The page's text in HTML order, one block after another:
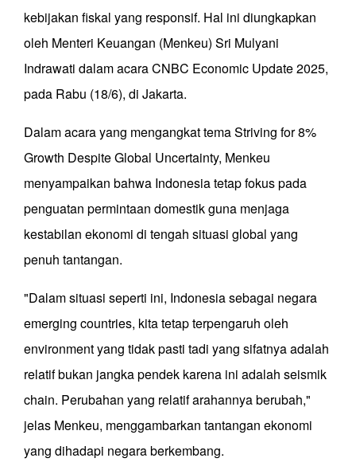
kebijakan fiskal yang responsif. Hal ini diungkapkan
oleh Menteri Keuangan (Menkeu) Sri Mulyani
Indrawati dalam acara CNBC Economic Update 2025,
pada Rabu (18/6), di Jakarta.
Dalam acara yang mengangkat tema Striving for 8%
Growth Despite Global Uncertainty, Menkeu
menyampaikan bahwa Indonesia tetap fokus pada
penguatan permintaan domestik guna menjaga
kestabilan ekonomi di tengah situasi global yang
penuh tantangan.
"Dalam situasi seperti ini, Indonesia sebagai negara
emerging countries, kita tetap terpengaruh oleh
environment yang tidak pasti tadi yang sifatnya adalah
relatif bukan jangka pendek karena ini adalah seismik
chain. Perubahan yang relatif arahannya berubah,"
jelas Menkeu, menggambarkan tantangan ekonomi
yang dihadapi negara berkembang.